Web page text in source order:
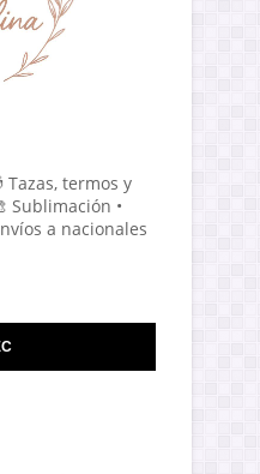
Tazas, termos y
Sublimación •
a nacionales